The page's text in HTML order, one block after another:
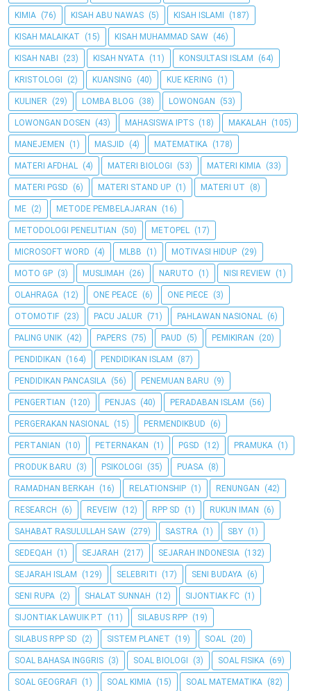
KIMIA (76) KISAH ABU NAWAS (5) KISAH ISLAMI (187)
KISAH MALAIKAT (15) KISAH MUHAMMAD SAW (46)
KISAH NABI (23) KISAH NYATA (11) KONSULTASI ISLAM (64)
KRISTOLOGI (2) KUANSING (40) KUE KERING (1)
KULINER (29) LOMBA BLOG (38) LOWONGAN (53)
LOWONGAN DOSEN (43) MAHASISWA IPTS (18) MAKALAH (105)
MANEJEMEN (1) MASJID (4) MATEMATIKA (178)
MATERI AFDHAL (4) MATERI BIOLOGI (53) MATERI KIMIA (33)
MATERI PGSD (6) MATERI STAND UP (1) MATERI UT (8)
ME (2) METODE PEMBELAJARAN (16)
METODOLOGI PENELITIAN (50) METOPEL (17)
MICROSOFT WORD (4) MLBB (1) MOTIVASI HIDUP (29)
MOTO GP (3) MUSLIMAH (26) NARUTO (1) NISI REVIEW (1)
OLAHRAGA (12) ONE PEACE (6) ONE PIECE (3)
OTOMOTIF (23) PACU JALUR (71) PAHLAWAN NASIONAL (6)
PALING UNIK (42) PAPERS (75) PAUD (5) PEMIKIRAN (20)
PENDIDIKAN (164) PENDIDIKAN ISLAM (87)
PENDIDIKAN PANCASILA (56) PENEMUAN BARU (9)
PENGERTIAN (120) PENJAS (40) PERADABAN ISLAM (56)
PERGERAKAN NASIONAL (15) PERMENDIKBUD (6)
PERTANIAN (10) PETERNAKAN (1) PGSD (12) PRAMUKA (1)
PRODUK BARU (3) PSIKOLOGI (35) PUASA (8)
RAMADHAN BERKAH (16) RELATIONSHIP (1) RENUNGAN (42)
RESEARCH (6) REVEIW (12) RPP SD (1) RUKUN IMAN (6)
SAHABAT RASULULLAH SAW (279) SASTRA (1) SBY (1)
SEDEQAH (1) SEJARAH (217) SEJARAH INDONESIA (132)
SEJARAH ISLAM (129) SELEBRITI (17) SENI BUDAYA (6)
SENI RUPA (2) SHALAT SUNNAH (12) SIJONTIAK FC (1)
SIJONTIAK LAWUIK P.T (11) SILABUS RPP (19)
SILABUS RPP SD (2) SISTEM PLANET (19) SOAL (20)
SOAL BAHASA INGGRIS (3) SOAL BIOLOGI (3) SOAL FISIKA (69)
SOAL GEOGRAFI (1) SOAL KIMIA (15) SOAL MATEMATIKA (82)